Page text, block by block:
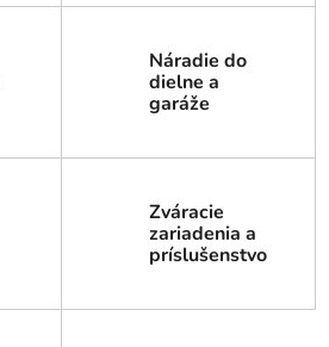
Náradie do
dielne a
garáže
Zváracie
zariadenia a
príslušenstvo